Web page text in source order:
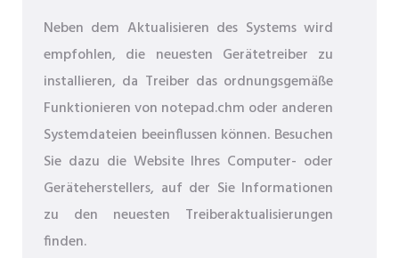
Neben dem Aktualisieren des Systems wird
empfohlen, die neuesten Gerätetreiber zu
installieren, da Treiber das ordnungsgemäße
Funktionieren von notepad.chm oder anderen
Systemdateien beeinflussen können. Besuchen
Sie dazu die Website Ihres Computer- oder
Geräteherstellers, auf der Sie Informationen
zu den neuesten Treiberaktualisierungen
finden.